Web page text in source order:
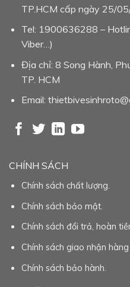
TP.HCM cấp ngày 25/
Tel: 1900636288 –
Viber…)
Địa chỉ: 8 Song Hành,
TP. HCM
Email:
CHÍNH SÁCH
Chính sách chất lượng.
Chính sách bảo mật.
Chính sách đổi trả, hoàn
Chính sách giao nhận
Chính sách bảo hành.